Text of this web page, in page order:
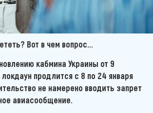
Вот в чем вопрос…
кабмина Украины от 9
продлится с 8 по 24 января
не намерено вводить запрет
авиасообщение.